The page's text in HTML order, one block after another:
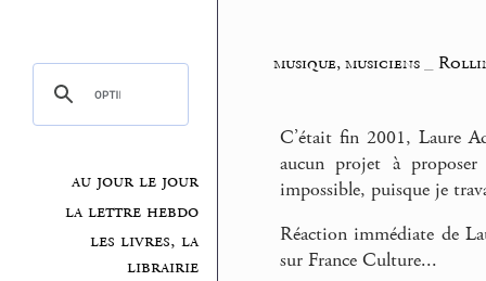
au jour le jour
la lettre hebdo
les livres, la
librairie
musique, musiciens_
C’était fin 2001, Laure
aucun projet à
impossible, puisque je
Réaction immédiate de
sur France Culture...